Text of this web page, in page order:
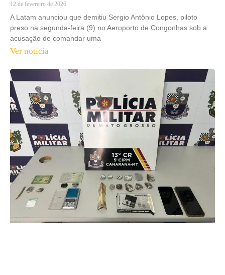
12 de fevereiro de 2026
A Latam anunciou que demitiu Sergio Antônio Lopes, piloto
preso na segunda-feira (9) no Aeroporto de Congonhas sob a
acusação de comandar uma
Ver notícia